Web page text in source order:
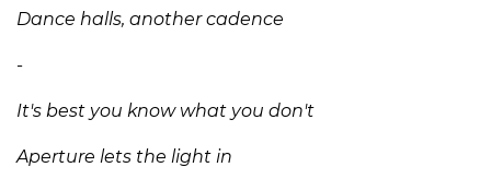
Dance halls, another cadence
-
It's best you know what you don't
Aperture lets the light in